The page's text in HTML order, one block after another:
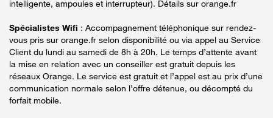
intelligente, ampoules et interrupteur). Détails sur orange.fr
Spécialistes Wifi : Accompagnement téléphonique sur rendez-
vous pris sur orange.fr selon disponibilité ou via appel au Service
Client du lundi au samedi de 8h à 20h. Le temps d’attente avant
la mise en relation avec un conseiller est gratuit depuis les
réseaux Orange. Le service est gratuit et l’appel est au prix d’une
communication normale selon l’offre détenue, ou décompté du
forfait mobile.